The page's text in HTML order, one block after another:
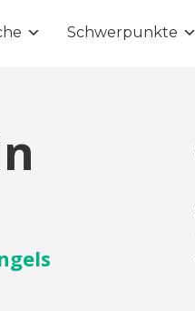
Schwerpunkte